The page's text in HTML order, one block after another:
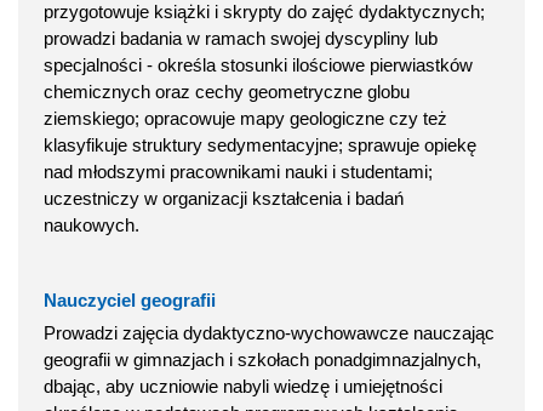
przygotowuje książki i skrypty do zajęć dydaktycznych;
prowadzi badania w ramach swojej dyscypliny lub
specjalności - określa stosunki ilościowe pierwiastków
chemicznych oraz cechy geometryczne globu
ziemskiego; opracowuje mapy geologiczne czy też
klasyfikuje struktury sedymentacyjne; sprawuje opiekę
nad młodszymi pracownikami nauki i studentami;
uczestniczy w organizacji kształcenia i badań
naukowych.
Nauczyciel geografii
Prowadzi zajęcia dydaktyczno-wychowawcze nauczając
geografii w gimnazjach i szkołach ponadgimnazjalnych,
dbając, aby uczniowie nabyli wiedzę i umiejętności